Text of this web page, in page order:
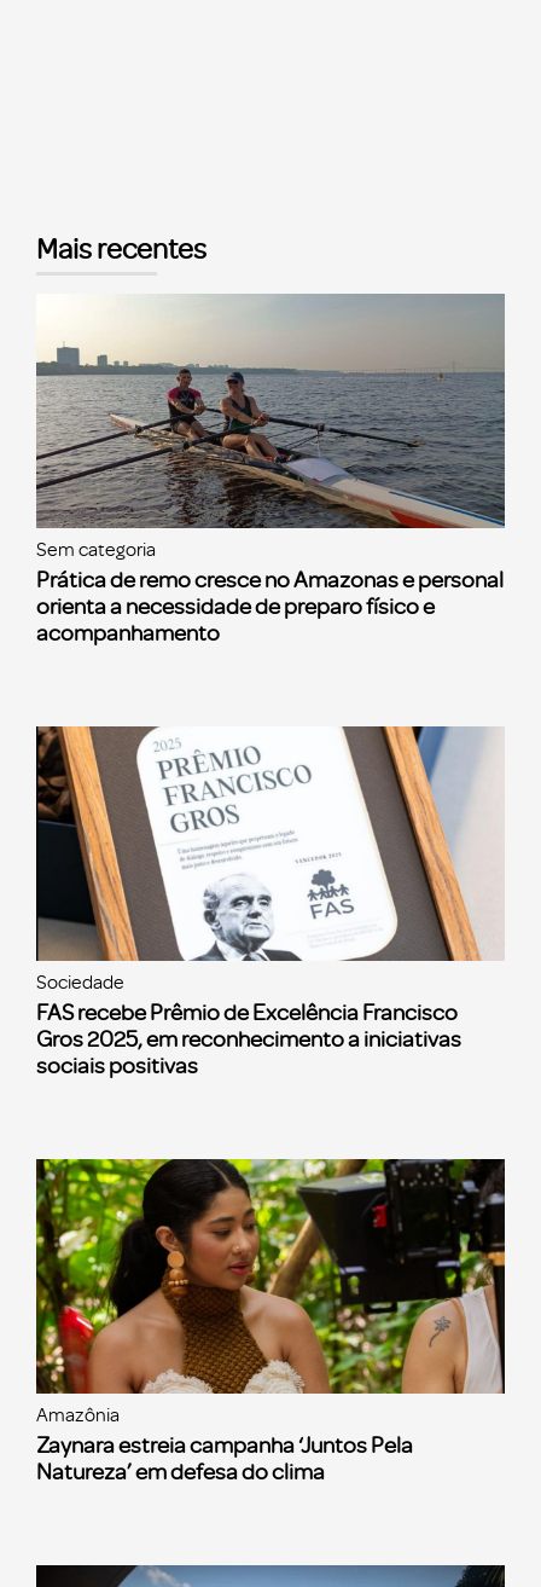
Mais recentes
Sem categoria
Prática de remo cresce no Amazonas e personal
orienta a necessidade de preparo físico e
acompanhamento
Sociedade
FAS recebe Prêmio de Excelência Francisco
Gros 2025, em reconhecimento a iniciativas
sociais positivas
Amazônia
Zaynara estreia campanha ‘Juntos Pela
Natureza’ em defesa do clima